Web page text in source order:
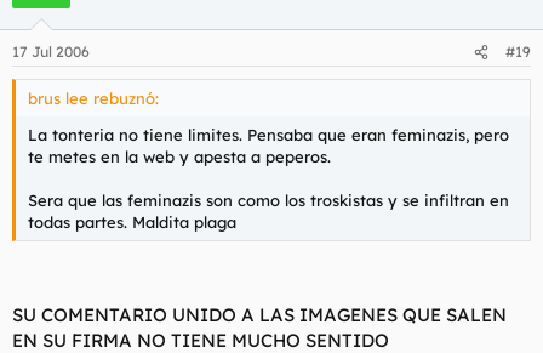
17 Jul 2006 #19
brus lee rebuznó:
La tonteria no tiene limites. Pensaba que eran feminazis, pero
te metes en la web y apesta a peperos.
Sera que las feminazis son como los troskistas y se infiltran en
todas partes. Maldita plaga
SU COMENTARIO UNIDO A LAS IMAGENES QUE SALEN
EN SU FIRMA NO TIENE MUCHO SENTIDO